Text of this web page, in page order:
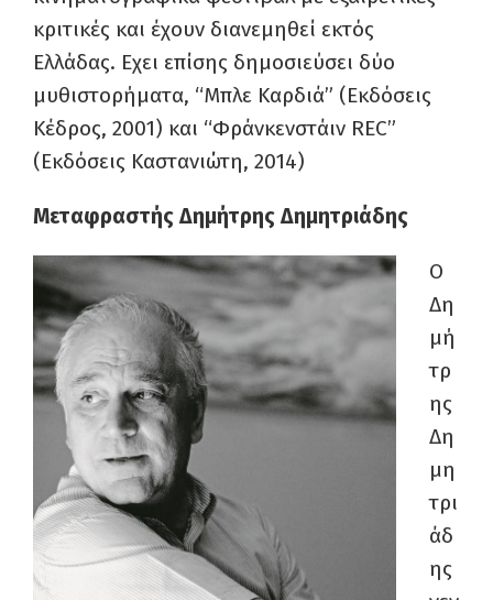
κριτικές και έχουν διανεμηθεί εκτός
Ελλάδας. Εχει επίσης δημοσιεύσει δύο
μυθιστορήματα, “Μπλε Καρδιά” (Εκδόσεις
Κέδρος, 2001) και “Φράνκενστάιν REC”
(Εκδόσεις Καστανιώτη, 2014)
Μεταφραστής Δημήτρης Δημητριάδης
Ο
Δη
μή
τρ
ης
Δη
μη
τρι
άδ
ης